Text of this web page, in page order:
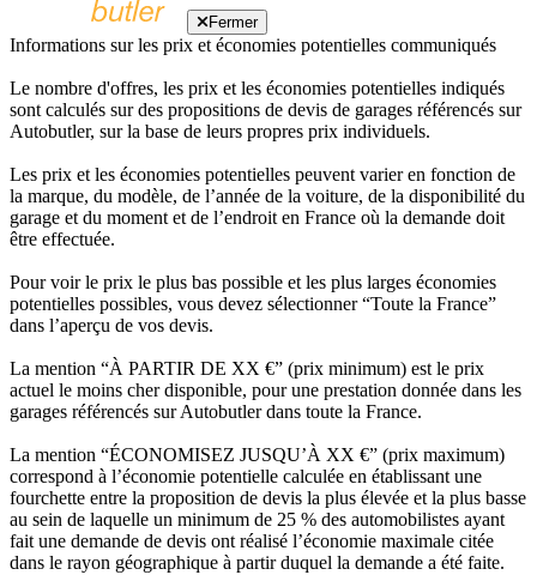
Fermer
Informations sur les prix et économies potentielles communiqués
Le nombre d'offres, les prix et les économies potentielles indiqués
sont calculés sur des propositions de devis de garages référencés sur
Autobutler, sur la base de leurs propres prix individuels.
Les prix et les économies potentielles peuvent varier en fonction de
la marque, du modèle, de l’année de la voiture, de la disponibilité du
garage et du moment et de l’endroit en France où la demande doit
être effectuée.
Pour voir le prix le plus bas possible et les plus larges économies
potentielles possibles, vous devez sélectionner “Toute la France”
dans l’aperçu de vos devis.
La mention “À PARTIR DE XX €” (prix minimum) est le prix
actuel le moins cher disponible, pour une prestation donnée dans les
garages référencés sur Autobutler dans toute la France.
La mention “ÉCONOMISEZ JUSQU’À XX €” (prix maximum)
correspond à l’économie potentielle calculée en établissant une
fourchette entre la proposition de devis la plus élevée et la plus basse
au sein de laquelle un minimum de 25 % des automobilistes ayant
fait une demande de devis ont réalisé l’économie maximale citée
dans le rayon géographique à partir duquel la demande a été faite.